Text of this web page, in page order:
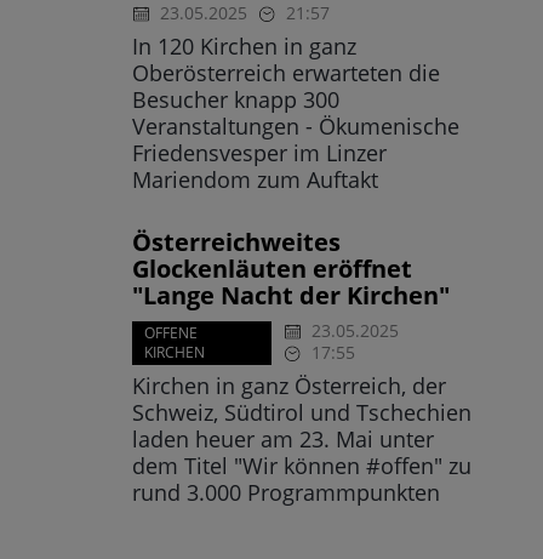
23.05.2025 21:57
In 120 Kirchen in ganz
Oberösterreich erwarteten die
Besucher knapp 300
Veranstaltungen - Ökumenische
Friedensvesper im Linzer
Mariendom zum Auftakt
Österreichweites
Glockenläuten eröffnet
"Lange Nacht der Kirchen"
OFFENE
KIRCHEN
23.05.2025
17:55
Kirchen in ganz Österreich, der
Schweiz, Südtirol und Tschechien
laden heuer am 23. Mai unter
dem Titel "Wir können #offen" zu
rund 3.000 Programmpunkten